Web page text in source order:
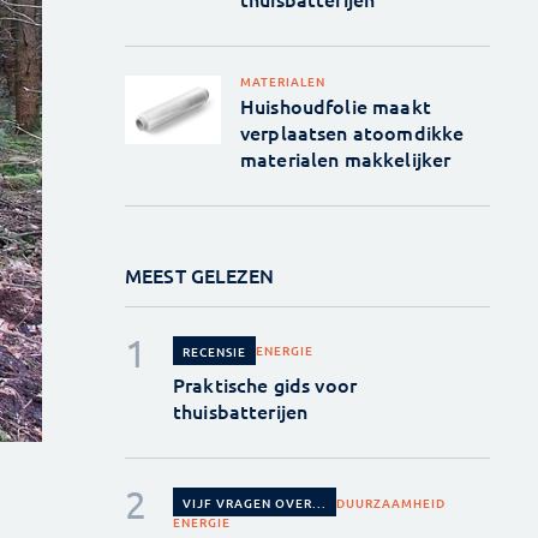
MATERIALEN
Huishoudfolie maakt
verplaatsen atoomdikke
materialen makkelijker
MEEST GELEZEN
RECENSIE ENERGIE
Praktische gids voor
thuisbatterijen
VIJF VRAGEN OVER...
DUURZAAMHEID
ENERGIE